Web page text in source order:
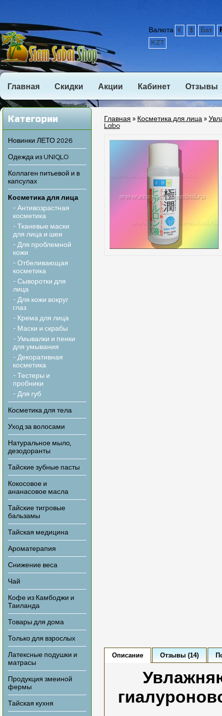
Валюта € $ Бат
KZT
Главная Скидки Акции Кабинет Отзывы
Категории
Новинки ЛЕТО 2026
Одежда из UNIQLO
Коллаген питьевой и в
капсулах
Косметика для лица
- Антивозрастная
косметика
- Тканевые маски
для лица и шеи
- Для проблемной
кожи
- Отбеливающая
косметика
- Сыворотки для
лица
- Для кожи вокруг
глаз
- Крема для лица
- Маски и скрабы
- Умывалки и пенки
для умывания
- Декоративная
косметика
- Тестеры и
пробники
- Для губ
Косметика для тела
Уход за волосами
Натуральное мыло,
дезодоранты
Тайские зубные пасты
Кокосовое и
ананасовое масла
Тайские тигровые
бальзамы
Тайская медицина
Ароматерапия
Снижение веса
Чай
Кофе из Камбоджи и
Таиланда
Товары для дома
Только для взрослых
Латексные подушки и
матрасы
Продукция змеиной
фермы
Тайская кухня
Главная » Косметика для лица »
Labo
Описание Отзывы (14)